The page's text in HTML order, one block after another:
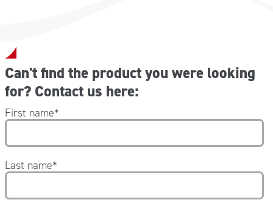
Can't find the product you were looking
for? Contact us here:
First name*
Last name*